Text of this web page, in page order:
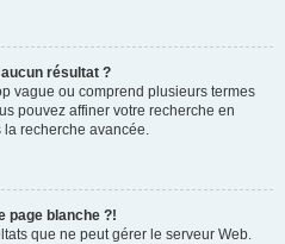
résultat ?
vague ou comprend plusieurs termes
pouvez affiner votre recherche en
recherche avancée.
page blanche ?!
que ne peut gérer le serveur Web.